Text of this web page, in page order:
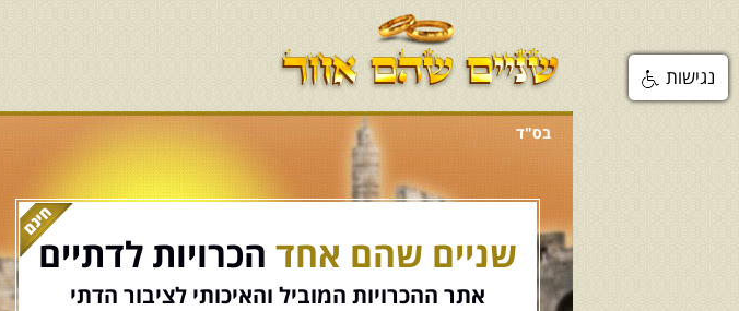
בס"ד
שניים שהם אחד הכרויות לדתיים
אתר ההכרויות המוביל והאיכותי לציבור הדתי
נגישות